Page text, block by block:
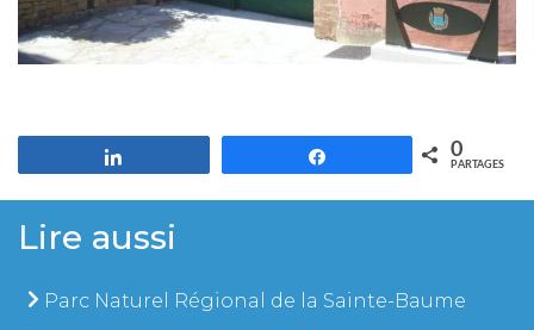
0
PARTAGES
Lire aussi
Parc Naturel Régional de la Sainte-Baume